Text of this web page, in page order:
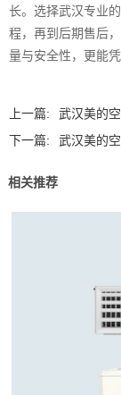
长。选择武汉专业
程，再到后期售后
量与安全性，更能
上一篇:
武汉美的
下一篇:
武汉美的
相关推荐